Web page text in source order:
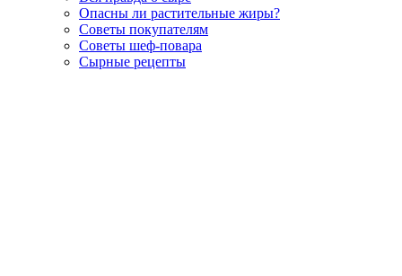
Опасны ли растительные жиры?
Советы покупателям
Советы шеф-повара
Сырные рецепты